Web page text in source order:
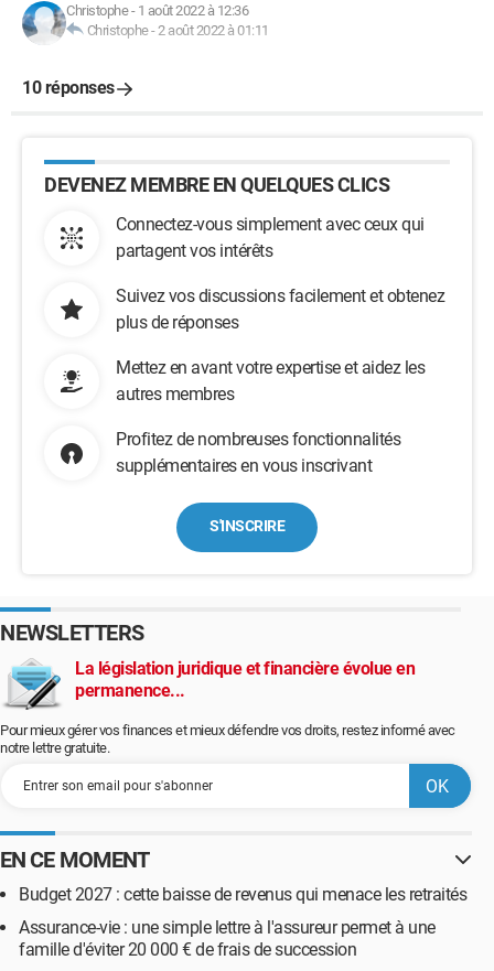
Christophe- 1 août 2022 à 12:36
Christophe-2 août 2022 à 01:11
10 réponses
DEVENEZ MEMBRE EN QUELQUES CLICS
Connectez-vous simplement avec ceux qui
partagent vos intérêts
Suivez vos discussions facilement et obtenez
plus de réponses
Mettez en avant votre expertise et aidez les
autres membres
Profitez de nombreuses fonctionnalités
supplémentaires en vous inscrivant
S'INSCRIRE
NEWSLETTERS
La législation juridique et financière évolue en
permanence...
Pour mieux gérer vos finances et mieux défendre vos droits, restez informé avec
notre lettre gratuite.
EN CE MOMENT
Budget 2027 : cette baisse de revenus qui menace les retraités
Assurance-vie : une simple lettre à l'assureur permet à une
famille d'éviter 20 000 € de frais de succession